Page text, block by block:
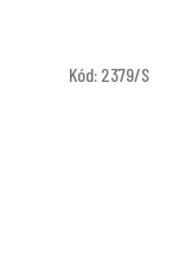
Kód: 2379/S